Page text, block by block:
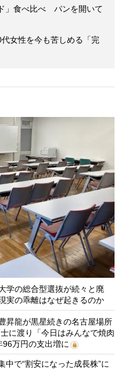
」食べ比べ パンを開いて
代女性を今も苦しめる「完
学の総合型選抜が続々と廃
実の乖離はなぜ起きるのか
昇龍が黒星続きの名古屋場所
に渡り「今日はみんなで焼肉
万円の支出増に
で“割安になった成長株”に